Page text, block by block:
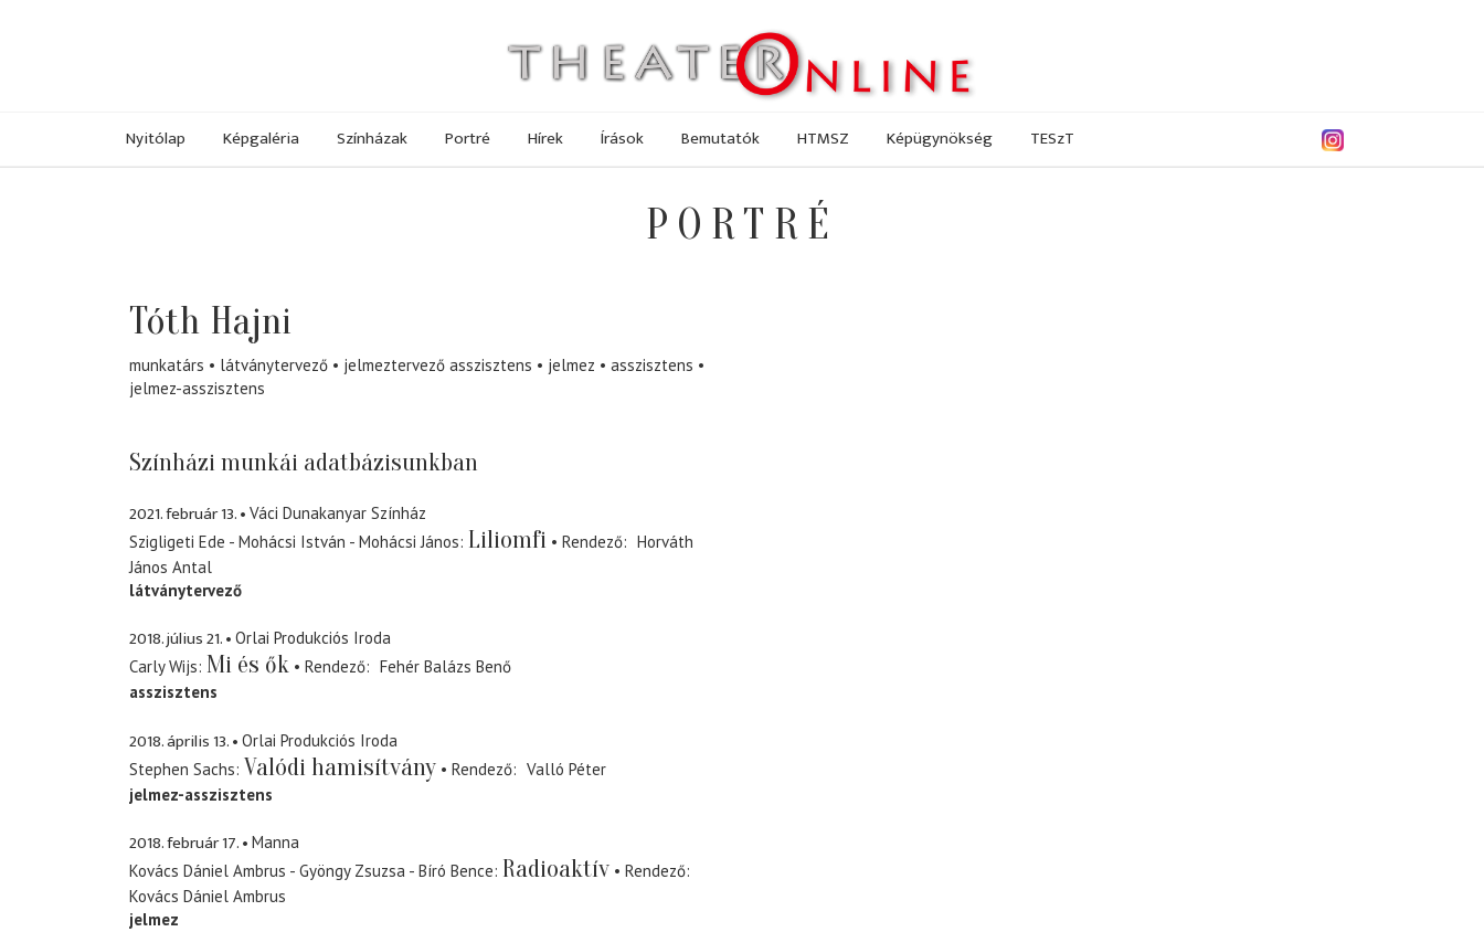
Nyitólap Képgaléria Színházak Portré Hírek Írások Bemutatók HTMSZ Képügynökség TESzT
PORTRÉ
Tóth Hajni
munkatárs látványtervező jelmeztervező asszisztens jelmez
asszisztens
jelmez-asszisztens
Színházi munkái adatbázisunkban
2021. február 13.
Váci Dunakanyar Színház
Szigligeti Ede - Mohácsi István - Mohácsi János Liliomfi Rendező
Horváth
János Antal
látványtervező
2018. július 21.
Orlai Produkciós Iroda
Carly Wijs Mi és ők Rendező
Fehér Balázs Benő
asszisztens
2018. április 13.
Orlai Produkciós Iroda
Stephen Sachs Valódi hamisítvány Rendező
Valló Péter
jelmez-asszisztens
2018. február 17.
Manna
Kovács Dániel Ambrus - Gyöngy Zsuzsa - Bíró Bence Radioaktív
Rendező
Kovács Dániel Ambrus
jelmez